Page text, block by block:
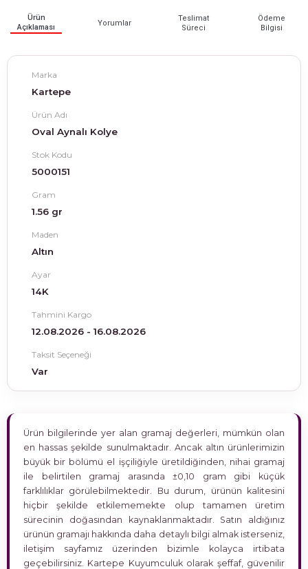
Ürün
Açıklaması
Yorumlar
Teslimat
Süreci
Ödeme
Bilgisi
Marka
Kartepe
Ürün Adı
Oval Aynalı Kolye
Stok Kodu
5000151
Gram
1.56 gr
Maden
Altın
Ayar
14K
Tahmini Kargo
12.08.2026 - 16.08.2026
Taksit Seçeneği
Var
Ürün bilgilerinde yer alan gramaj değerleri, mümkün olan
en hassas şekilde sunulmaktadır. Ancak altın ürünlerimizin
büyük bir bölümü el işçiliğiyle üretildiğinden, nihai gramaj
ile belirtilen gramaj arasında ±0,10 gram gibi küçük
farklılıklar görülebilmektedir. Bu durum, ürünün kalitesini
hiçbir şekilde etkilememekte olup tamamen üretim
sürecinin doğasından kaynaklanmaktadır. Satın aldığınız
ürünün gramajı hakkında daha detaylı bilgi almak isterseniz,
iletişim sayfamız üzerinden bizimle kolayca irtibata
geçebilirsiniz. Kartepe Kuyumculuk olarak şeffaf, güvenilir